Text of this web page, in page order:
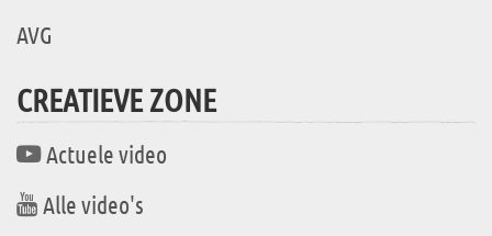
AVG
CREATIEVE ZONE
Actuele video
Alle video's